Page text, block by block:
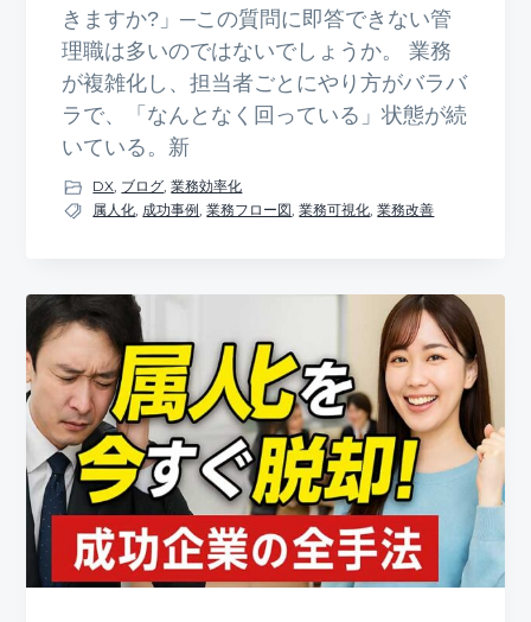
きますか?」─この質問に即答できない管
理職は多いのではないでしょうか。 業務
が複雑化し、担当者ごとにやり方がバラバ
ラで、「なんとなく回っている」状態が続
いている。新
DX ブログ ,業務効率化
属人化 成功事例 ,業務フロー図 ,業務可視化 ,業務改善